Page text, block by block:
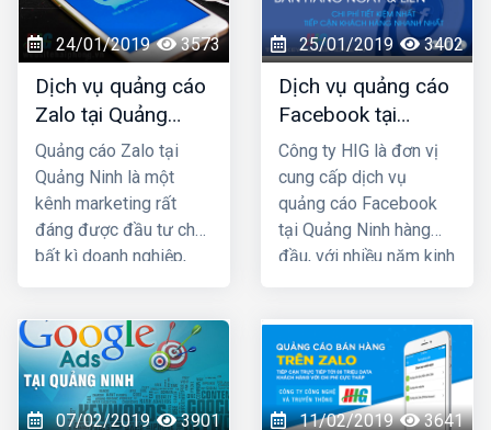
Google và đã mang lại
thành công cho rất
nhiều khách hàng trên
khắp Việt Nam.
24/01/2019 3573
Dịch vụ quảng cáo
Zalo tại Quảng
Ninh uy tín và giá
rẻ nhất
Quảng cáo Zalo tại
Quảng Ninh là một
kênh marketing rất
đáng được đầu tư cho
bất kì doanh nghiệp,
dành cho giới trẻ. Bởi lẽ
100% người dùng Zalo
đều là người thật cùng
với hơn 80+ triệu người
25/01/2019 3402
Dịch vụ quảng cáo
Facebook tại
Quảng Ninh giá rẻ,
uy tín nhất
Công ty HIG là đơn vị
cung cấp dịch vụ
quảng cáo Facebook
tại Quảng Ninh hàng
đầu, với nhiều năm kinh
khách hàng lớn nhỏ ở
Quảng Ninh và toàn
quốc Việt Nam, chúng
tôi chắc chắn sẽ giúp
07/02/2019 3901 11/02/2019 3641